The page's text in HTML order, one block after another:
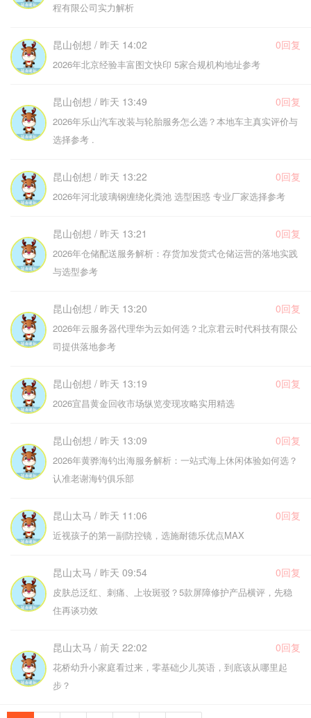
程有限公司实力解析
昆山创想 / 昨天 14:02 0回复
2026年北京经验丰富图文快印 5家合规机构地址参考
昆山创想 / 昨天 13:49 0回复
2026年乐山汽车改装与轮胎服务怎么选？本地车主真实评价与
选择参考 .
昆山创想 / 昨天 13:22 0回复
2026年河北玻璃钢缠绕化粪池 选型困惑 专业厂家选择参考
昆山创想 / 昨天 13:21 0回复
2026年仓储配送服务解析：存货加发货式仓储运营的落地实践
与选型参考
昆山创想 / 昨天 13:20 0回复
2026年云服务器代理华为云如何选？北京君云时代科技有限公
司提供落地参考
昆山创想 / 昨天 13:19 0回复
2026宜昌黄金回收市场纵览变现攻略实用精选
昆山创想 / 昨天 13:09 0回复
2026年黄骅海钓出海服务解析：一站式海上休闲体验如何选？
认准老谢海钓俱乐部
昆山太马 / 昨天 11:06 0回复
近视孩子的第一副防控镜，选施耐德乐优点MAX
昆山太马 / 昨天 09:54 0回复
皮肤总泛红、刺痛、上妆斑驳？5款屏障修护产品横评，先稳
住再谈功效
昆山太马 / 前天 22:02 0回复
花桥幼升小家庭看过来，零基础少儿英语，到底该从哪里起
步？